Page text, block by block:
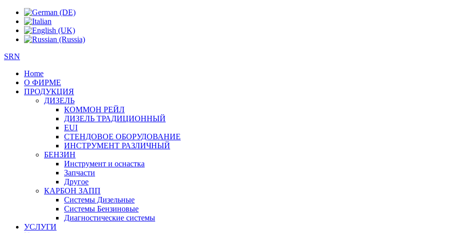
SRN
Home
О ФИРМЕ
ПРОДУКЦИЯ
ДИЗЕЛЬ
КОММОН РЕЙЛ
ДИЗЕЛЬ ТРАДИЦИОННЫЙ
EUI
СТЕНДОВОЕ ОБОРУДОВАНИЕ
ИНСТРУМЕНТ РАЗЛИЧНЫЙ
БЕНЗИН
Инструмент и оснастка
Запчасти
Другое
КАРБОН ЗАПП
Системы Дизельные
Системы Бензиновые
Диагностические системы
УСЛУГИ